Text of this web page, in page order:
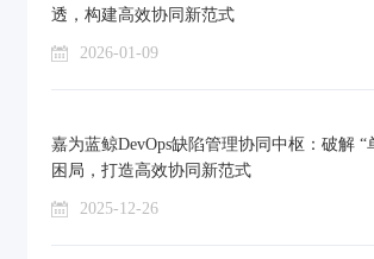
透，构建高效协同新范式
2026-01-09
嘉为蓝鲸DevOps缺陷管理协同中枢：破解 “
困局，打造高效协同新范式
2025-12-26